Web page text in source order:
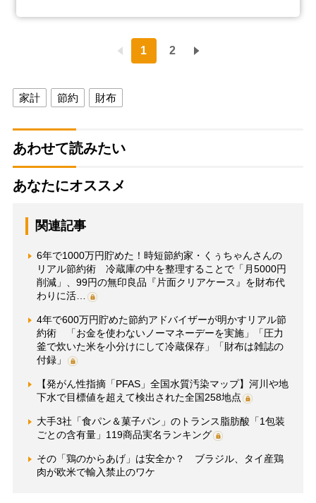
1 2
家計 節約 財布
あわせて読みたい
あなたにオススメ
関連記事
6年で1000万円貯めた！時短節約家・くぅちゃんさんの
リアル節約術 冷蔵庫の中を整理することで「月5000円
削減」、99円の無印良品『片面クリアケース』を財布代
わりに活…
4年で600万円貯めた節約アドバイザーが明かすリアル節
約術 「お金を使わないノーマネーデーを実施」「圧力
釜で炊いた米を小分けにして冷蔵保存」「財布は雑誌の
付録」
【発がん性指摘「PFAS」全国水質汚染マップ】河川や地
下水で目標値を超えて検出された全国258地点
大手3社「食パン＆菓子パン」のトランス脂肪酸「1包装
ごとの含有量」119商品実名ランキング
その「鶏のからあげ」は安全か？ ブラジル、タイ産鶏
肉が欧米で輸入禁止のワケ